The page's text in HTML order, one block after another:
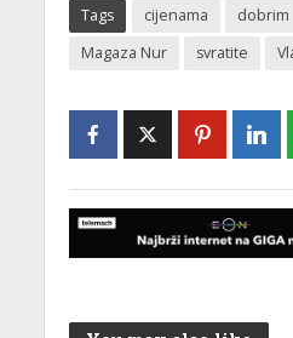
Tags cijenama dobrim
Magaza Nur
svratite